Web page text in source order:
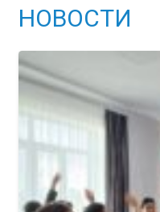
НОВОСТИ